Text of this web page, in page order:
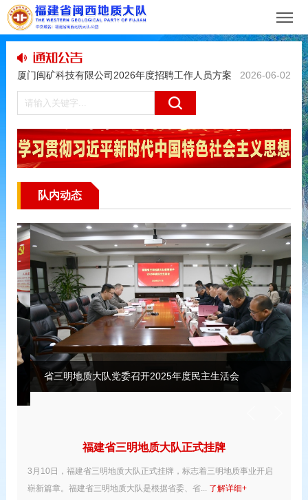
聘的公示
厦门闽矿测绘院关于非编人员聘用期满续聘的公示
厦门闽矿科技有限公司2026年度公开招聘工作人员
拟聘人选公示
福建省三明地质大队关于征求树立和践行正确政绩观
学习教育工作意见建议的公告 2026-06-02
厦门闽矿科技有限公司2026年度招聘工作人员方案
队内动态
省三明地质大队党委召开2025年度民主生活会
福建省三明地质大队正式挂牌
3月10日，福建省三明地质大队正式挂牌，标志着三明地质事业开启
崭新篇章。福建省三明地质大队是根据省委、省... 了解详细+